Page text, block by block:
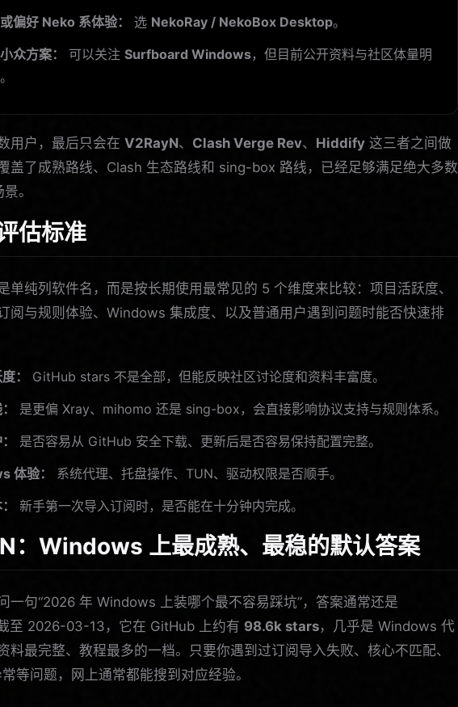
偏好 Neko 系体验：
选 NekoRay / NekoBox Desktop。
众方案：
可以关注 Surfboard Windows，但目前公开资料与社区体量明
用户，最后只会在 V2RayN、 Clash Verge Rev、 Hiddify 这三者之间做
盖了成熟路线、Clash 生态路线和 sing-box 路线，已经足够满足绝大多数
。
估标准
单纯列软件名，而是按长期使用最常见的 5 个维度来比较：项目活跃度、
阅与规则体验、Windows 集成度、以及普通用户遇到问题时能否快速排
：
GitHub stars 不是全部，但能反映社区讨论度和资料丰富度。
是更偏 Xray、mihomo 还是 sing-box，会直接影响协议支持与规则体系。
是否容易从 GitHub 安全下载、更新后是否容易保持配置完整。
体验：
系统代理、托盘操作、TUN、驱动权限是否顺手。
新手第一次导入订阅时，是否能在十分钟内完成。
：Windows 上最成熟、最稳的默认答案
一句“2026 年 Windows 上装哪个最不容易踩坑”，答案通常还是
至 2026-03-13，它在 GitHub 上约有 98.6k stars，几乎是 Windows 代
料最完整、教程最多的一档。只要你遇到过订阅导入失败、核心不匹配、
等问题，网上通常都能搜到对应经验。